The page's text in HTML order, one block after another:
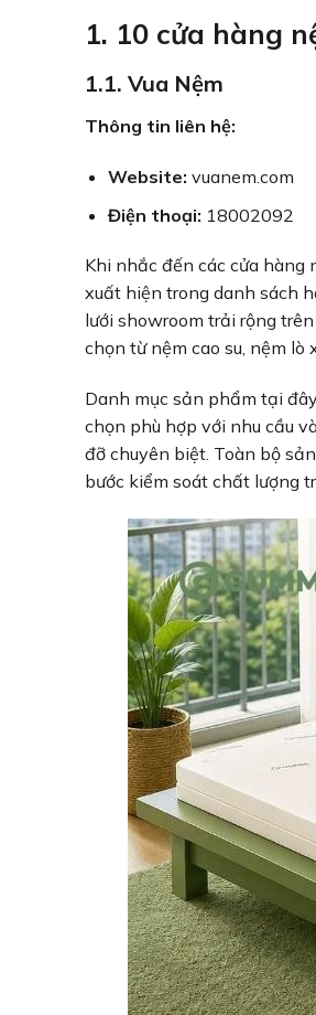
1. 10 cửa hàng
1.1. Vua Nệm
Thông tin liên hệ:
Website: vuanem.com
Điện thoại: 18002092
Khi nhắc đến các cửa hàng
xuất hiện trong danh sách
lưới showroom trải rộng
chọn từ nệm cao su, nệm
Danh mục sản phẩm tại
chọn phù hợp với nhu cầu
đỡ chuyên biệt. Toàn bộ
bước kiểm soát chất lượng